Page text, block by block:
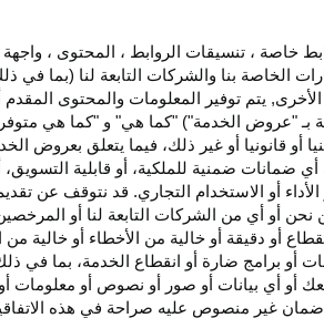
، تنسيقات الروابط ، المحتوى ، واجهة
الخاصة بنا والشركات التابعة لنا (بما في
يتم توفير المعلومات والمحتوى المقدم
بـ "عروض الخدمة") "كما هي" و "كما هي
أو قانونيا أو غير ذلك، فيما يتعلق بعروض
ضمنية للملكية، أو قابلية التسويق،
أو الاستخدام التجاري. قد نتوقف عن
أو أي من الشركات التابعة لنا أو
أو دقيقة أو خالية من الأخطاء أو خالية
أو برامج ضارة أو انقطاع الخدمة، بما في
أو أي بيانات أو صور أو نصوص أو
غير منصوص عليه صراحة في هذه